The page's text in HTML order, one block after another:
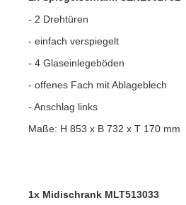
- 2 Drehtüren
- einfach verspiegelt
- 4 Glaseinlegeböden
- offenes Fach mit Ablageblech
- Anschlag links
Maße: H 853 x B 732 x T 170 mm
1x Midischrank MLT513033